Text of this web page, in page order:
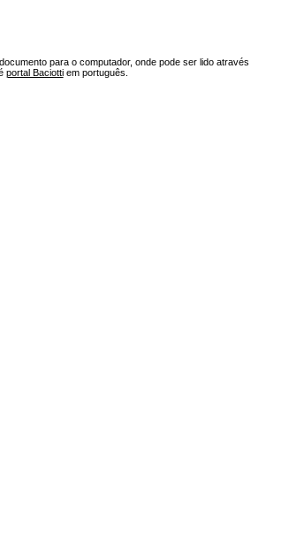
para o computador, onde pode ser lido através
portal Baciottiem português.